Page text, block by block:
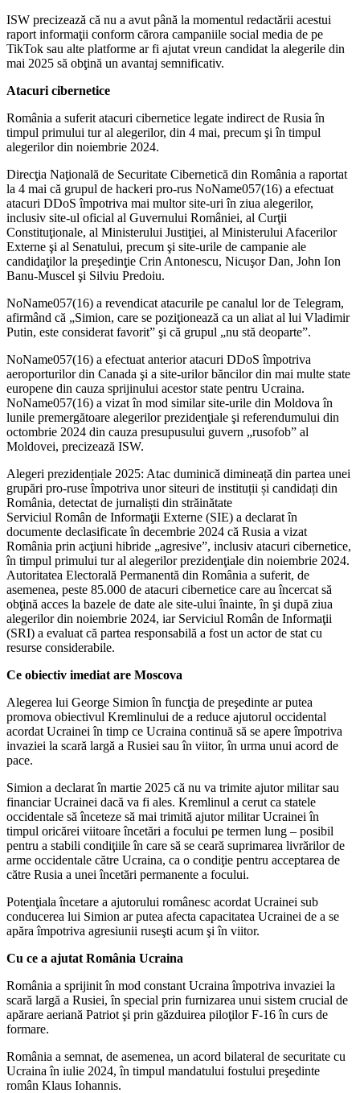
ISW precizează că nu a avut până la momentul redactării acestui
raport informaţii conform cărora campaniile social media de pe
TikTok sau alte platforme ar fi ajutat vreun candidat la alegerile din
mai 2025 să obţină un avantaj semnificativ.
Atacuri cibernetice
România a suferit atacuri cibernetice legate indirect de Rusia în
timpul primului tur al alegerilor, din 4 mai, precum şi în timpul
alegerilor din noiembrie 2024.
Direcţia Naţională de Securitate Cibernetică din România a raportat
la 4 mai că grupul de hackeri pro-rus NoName057(16) a efectuat
atacuri DDoS împotriva mai multor site-uri în ziua alegerilor,
inclusiv site-ul oficial al Guvernului României, al Curţii
Constituţionale, al Ministerului Justiţiei, al Ministerului Afacerilor
Externe şi al Senatului, precum şi site-urile de campanie ale
candidaţilor la preşedinţie Crin Antonescu, Nicuşor Dan, John Ion
Banu-Muscel şi Silviu Predoiu.
NoName057(16) a revendicat atacurile pe canalul lor de Telegram,
afirmând că „Simion, care se poziţionează ca un aliat al lui Vladimir
Putin, este considerat favorit” şi că grupul „nu stă deoparte”.
NoName057(16) a efectuat anterior atacuri DDoS împotriva
aeroporturilor din Canada şi a site-urilor băncilor din mai multe state
europene din cauza sprijinului acestor state pentru Ucraina.
NoName057(16) a vizat în mod similar site-urile din Moldova în
lunile premergătoare alegerilor prezidenţiale şi referendumului din
octombrie 2024 din cauza presupusului guvern „rusofob” al
Moldovei, precizează ISW.
Alegeri prezidențiale 2025: Atac duminică dimineață din partea unei
grupări pro-ruse împotriva unor siteuri de instituții și candidați din
România, detectat de jurnaliști din străinătate
Serviciul Român de Informaţii Externe (SIE) a declarat în
documente declasificate în decembrie 2024 că Rusia a vizat
România prin acţiuni hibride „agresive”, inclusiv atacuri cibernetice,
în timpul primului tur al alegerilor prezidenţiale din noiembrie 2024.
Autoritatea Electorală Permanentă din România a suferit, de
asemenea, peste 85.000 de atacuri cibernetice care au încercat să
obţină acces la bazele de date ale site-ului înainte, în şi după ziua
alegerilor din noiembrie 2024, iar Serviciul Român de Informaţii
(SRI) a evaluat că partea responsabilă a fost un actor de stat cu
resurse considerabile.
Ce obiectiv imediat are Moscova
Alegerea lui George Simion în funcţia de preşedinte ar putea
promova obiectivul Kremlinului de a reduce ajutorul occidental
acordat Ucrainei în timp ce Ucraina continuă să se apere împotriva
invaziei la scară largă a Rusiei sau în viitor, în urma unui acord de
pace.
Simion a declarat în martie 2025 că nu va trimite ajutor militar sau
financiar Ucrainei dacă va fi ales. Kremlinul a cerut ca statele
occidentale să înceteze să mai trimită ajutor militar Ucrainei în
timpul oricărei viitoare încetări a focului pe termen lung – posibil
pentru a stabili condiţiile în care să se ceară suprimarea livrărilor de
arme occidentale către Ucraina, ca o condiţie pentru acceptarea de
către Rusia a unei încetări permanente a focului.
Potenţiala încetare a ajutorului românesc acordat Ucrainei sub
conducerea lui Simion ar putea afecta capacitatea Ucrainei de a se
apăra împotriva agresiunii ruseşti acum şi în viitor.
Cu ce a ajutat România Ucraina
România a sprijinit în mod constant Ucraina împotriva invaziei la
scară largă a Rusiei, în special prin furnizarea unui sistem crucial de
apărare aeriană Patriot şi prin găzduirea piloţilor F-16 în curs de
formare.
România a semnat, de asemenea, un acord bilateral de securitate cu
Ucraina în iulie 2024, în timpul mandatului fostului preşedinte
român Klaus Iohannis.